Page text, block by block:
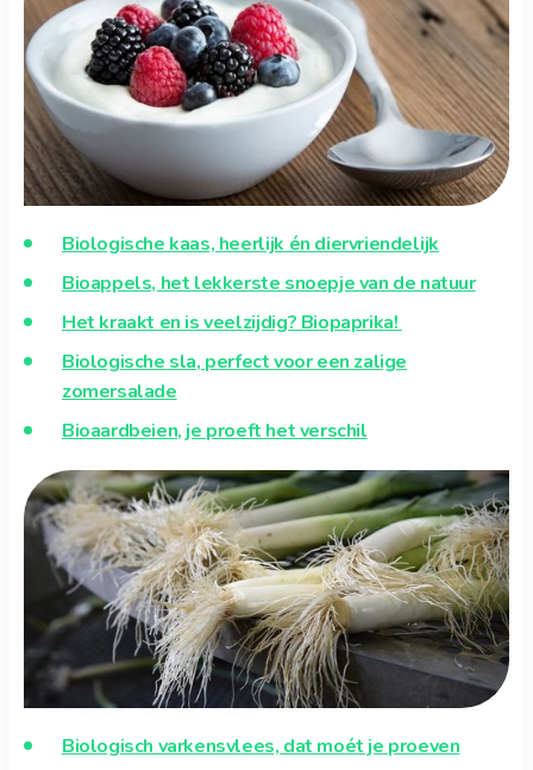
Biologische kaas, heerlijk én diervriendelijk
Bioappels, het lekkerste snoepje van de natuur
Het kraakt en is veelzijdig? Biopaprika!
Biologische sla, perfect voor een zalige
zomersalade
Bioaardbeien, je proeft het verschil
Biologisch varkensvlees, dat moét je proeven